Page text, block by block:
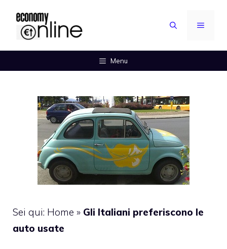
contenuto
MENU
Menu
Sei qui: Home » Gli Italiani preferiscono le
auto usate